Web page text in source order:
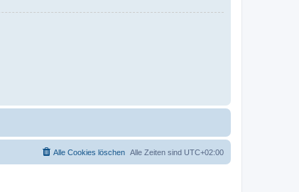
Alle Zeiten sind UTC+02:00
Alle Cookies löschen